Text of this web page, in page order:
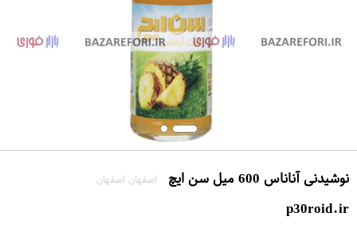
نوشیدنی آناناس 600 میل سن ایچ اصفهان اصفهان
p30roid.ir